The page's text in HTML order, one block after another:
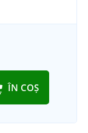
ÎN COȘ